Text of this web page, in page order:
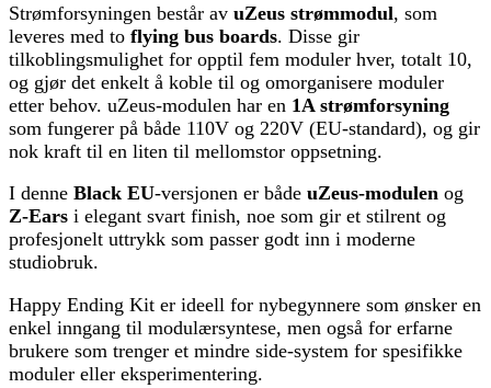
Strømforsyningen består av uZeus strømmodul, som
leveres med to flying bus boards. Disse gir
tilkoblingsmulighet for opptil fem moduler hver, totalt 10,
og gjør det enkelt å koble til og omorganisere moduler
etter behov. uZeus-modulen har en 1A strømforsyning
som fungerer på både 110V og 220V (EU-standard), og gir
nok kraft til en liten til mellomstor oppsetning.
I denne Black EU-versjonen er både uZeus-modulen og
Z-Ears i elegant svart finish, noe som gir et stilrent og
profesjonelt uttrykk som passer godt inn i moderne
studiobruk.
Happy Ending Kit er ideell for nybegynnere som ønsker en
enkel inngang til modulærsyntese, men også for erfarne
brukere som trenger et mindre side-system for spesifikke
moduler eller eksperimentering.